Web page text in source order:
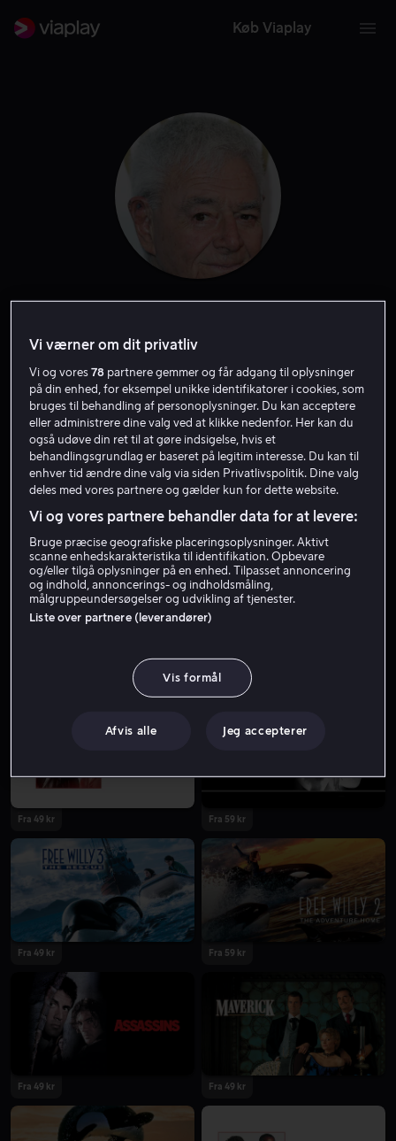
Køb Viaplay
Køb 109 kr
Fra 49 kr Fra 59 kr
Fra 49 kr Fra 59 kr
Fra 49 kr Fra 49 kr
Vi værner om dit privatliv
Vi og vores78 partnere gemmer og får adgang til oplysninger
på din enhed, for eksempel unikke identifikatorer i cookies, som
bruges til behandling af personoplysninger. Du kan acceptere
eller administrere dine valg ved at klikke nedenfor. Her kan du
også udøve din ret til at gøre indsigelse, hvis et
behandlingsgrundlag er baseret på legitim interesse. Du kan til
enhver tid ændre dine valg via siden Privatlivspolitik. Dine valg
deles med vores partnere og gælder kun for dette website.
Vi og vores partnere behandler data for at levere:
Bruge præcise geografiske placeringsoplysninger. Aktivt
scanne enhedskarakteristika til identifikation. Opbevare
og/eller tilgå oplysninger på en enhed. Tilpasset annoncering
og indhold, annoncerings- og indholdsmåling,
målgruppeundersøgelser og udvikling af tjenester.
Liste over partnere (leverandører)
Vis formål
Afvis alle Jeg accepterer